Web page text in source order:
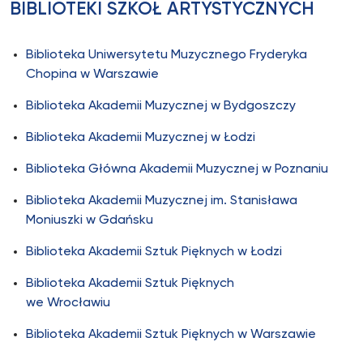
BIBLIOTEKI SZKÓŁ ARTYSTYCZNYCH
Biblioteka Uniwersytetu Muzycznego Fryderyka
Chopina w Warszawie
Biblioteka Akademii Muzycznej w Bydgoszczy
Biblioteka Akademii Muzycznej w Łodzi
Biblioteka Główna Akademii Muzycznej w Poznaniu
Biblioteka Akademii Muzycznej im. Stanisława
Moniuszki w Gdańsku
Biblioteka Akademii Sztuk Pięknych w Łodzi
Biblioteka Akademii Sztuk Pięknych
we Wrocławiu
Biblioteka Akademii Sztuk Pięknych w Warszawie